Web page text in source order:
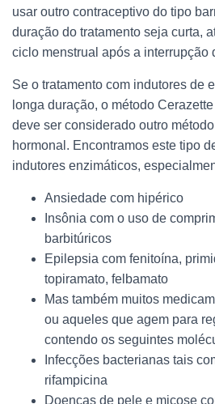
usar outro contraceptivo do tipo
duração do tratamento seja curta,
ciclo menstrual após a interrupção
Se o tratamento com indutores de
longa duração, o método
deve ser considerado outro
hormonal. Encontramos este tipo
indutores enzimáticos,
Ansiedade com hipérico
Insônia com o uso de
barbitúricos
Epilepsia com fenitoína,
topiramato, felbamato
Mas também muitos
ou aqueles que agem para
contendo os seguintes
Infecções bacterianas tais
rifampicina
Doenças de pele e micose